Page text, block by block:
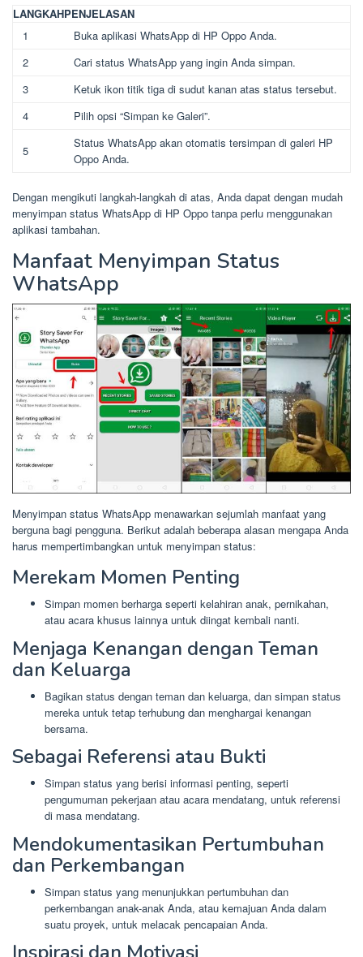
LANGKAHPENJELASAN
1
Buka aplikasi WhatsApp di HP Oppo Anda.
2
Cari status WhatsApp yang ingin Anda simpan.
3
Ketuk ikon titik tiga di sudut kanan atas status tersebut.
4
Pilih opsi “Simpan ke Galeri”.
5
Status WhatsApp akan otomatis tersimpan di galeri HP
Oppo Anda.
Dengan mengikuti langkah-langkah di atas, Anda dapat dengan mudah
menyimpan status WhatsApp di HP Oppo tanpa perlu menggunakan
aplikasi tambahan.
Manfaat Menyimpan Status
WhatsApp
Menyimpan status WhatsApp menawarkan sejumlah manfaat yang
berguna bagi pengguna. Berikut adalah beberapa alasan mengapa Anda
harus mempertimbangkan untuk menyimpan status:
Merekam Momen Penting
Simpan momen berharga seperti kelahiran anak, pernikahan,
atau acara khusus lainnya untuk diingat kembali nanti.
Menjaga Kenangan dengan Teman
dan Keluarga
Bagikan status dengan teman dan keluarga, dan simpan status
mereka untuk tetap terhubung dan menghargai kenangan
bersama.
Sebagai Referensi atau Bukti
Simpan status yang berisi informasi penting, seperti
pengumuman pekerjaan atau acara mendatang, untuk referensi
di masa mendatang.
Mendokumentasikan Pertumbuhan
dan Perkembangan
Simpan status yang menunjukkan pertumbuhan dan
perkembangan anak-anak Anda, atau kemajuan Anda dalam
suatu proyek, untuk melacak pencapaian Anda.